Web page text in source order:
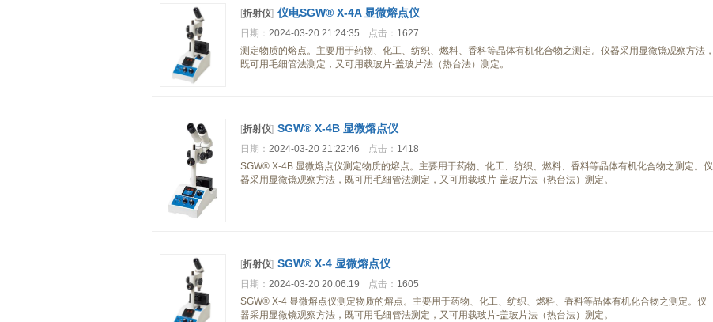
[折射仪] 仪电SGW® X-4A 显微熔点仪
日期： 2024-03-20 21:24:35 点击： 1627
测定物质的熔点。主要用于药物、化工、纺织、燃料、香料等晶体有机化合物之测定。仪器采用显微镜观察方法，
既可用毛细管法测定，又可用载玻片-盖玻片法（热台法）测定。
[折射仪] SGW® X-4B 显微熔点仪
日期： 2024-03-20 21:22:46 点击： 1418
SGW® X-4B 显微熔点仪测定物质的熔点。主要用于药物、化工、纺织、燃料、香料等晶体有机化合物之测定。仪
器采用显微镜观察方法，既可用毛细管法测定，又可用载玻片-盖玻片法（热台法）测定。
[折射仪] SGW® X-4 显微熔点仪
日期： 2024-03-20 20:06:19 点击： 1605
SGW® X-4 显微熔点仪测定物质的熔点。主要用于药物、化工、纺织、燃料、香料等晶体有机化合物之测定。仪
器采用显微镜观察方法，既可用毛细管法测定，又可用载玻片-盖玻片法（热台法）测定。